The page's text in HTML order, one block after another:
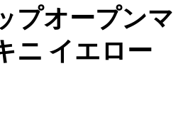
プオープンマ
ニ イエロー